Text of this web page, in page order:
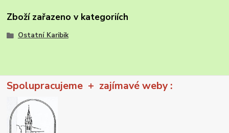
Zboží zařazeno v kategoriích
Ostatní Karibik
Spolupracujeme + zajímavé weby :